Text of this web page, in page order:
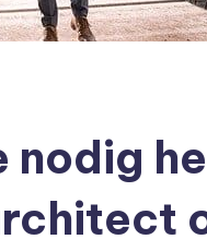
nodig